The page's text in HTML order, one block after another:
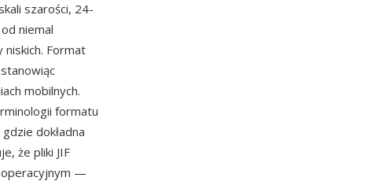
szarości, 24-
niemal
Format
mobilnych.
formatu
dokładna
że pliki JIF
—